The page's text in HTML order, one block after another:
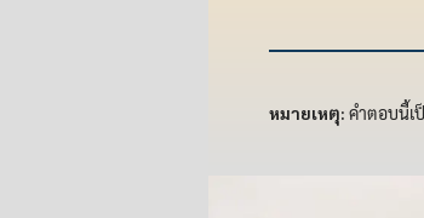
หมายเหตุ: คำตอบนี้เ